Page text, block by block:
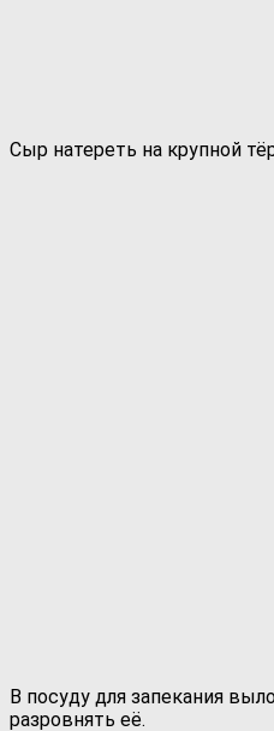
Сыр натереть на крупной
В посуду для запекания
разровнять её.